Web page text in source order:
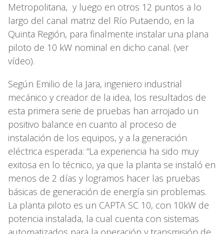
Metropolitana, y luego en otros 12 puntos a lo
largo del canal matriz del Río Putaendo, en la
Quinta Región, para finalmente instalar una plana
piloto de 10 kW nominal en dicho canal. (ver
vídeo).
Según Emilio de la Jara, ingeniero industrial
mecánico y creador de la idea, los resultados de
esta primera serie de pruebas han arrojado un
positivo balance en cuanto al proceso de
instalación de los equipos, y a la generación
eléctrica esperada: “La experiencia ha sido muy
exitosa en lo técnico, ya que la planta se instaló en
menos de 2 días y logramos hacer las pruebas
básicas de generación de energía sin problemas.
La planta piloto es un CAPTA SC 10, con 10kW de
potencia instalada, la cual cuenta con sistemas